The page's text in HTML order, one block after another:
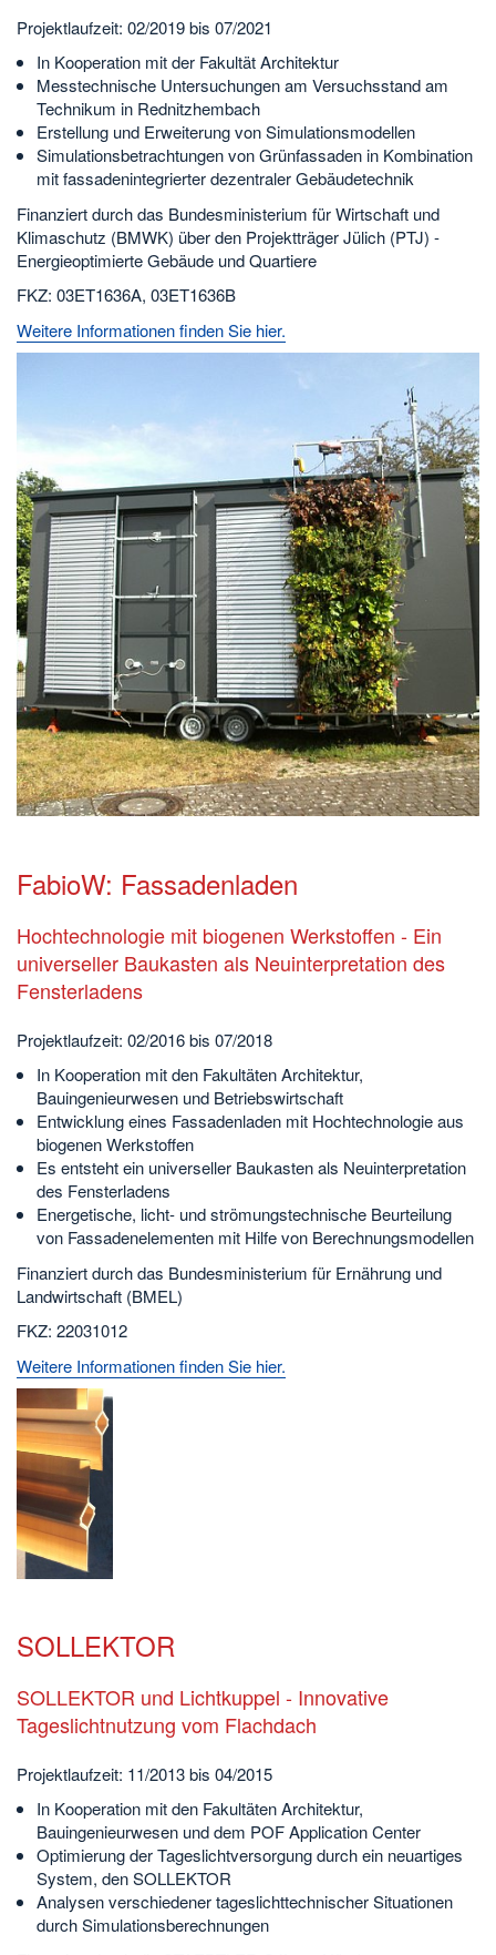
Projektlaufzeit: 02/2019 bis 07/2021
In Kooperation mit der Fakultät Architektur
Messtechnische Untersuchungen am Versuchsstand am
Technikum in Rednitzhembach
Erstellung und Erweiterung von Simulationsmodellen
Simulationsbetrachtungen von Grünfassaden in Kombination
mit fassadenintegrierter dezentraler Gebäudetechnik
Finanziert durch das Bundesministerium für Wirtschaft und
Klimaschutz (BMWK) über den Projektträger Jülich (PTJ) -
Energieoptimierte Gebäude und Quartiere
FKZ: 03ET1636A, 03ET1636B
Weitere Informationen finden Sie hier.
FabioW: Fassadenladen
Hochtechnologie mit biogenen Werkstoffen - Ein
universeller Baukasten als Neuinterpretation des
Fensterladens
Projektlaufzeit: 02/2016 bis 07/2018
In Kooperation mit den Fakultäten Architektur,
Bauingenieurwesen und Betriebswirtschaft
Entwicklung eines Fassadenladen mit Hochtechnologie aus
biogenen Werkstoffen
Es entsteht ein universeller Baukasten als Neuinterpretation
des Fensterladens
Energetische, licht- und strömungstechnische Beurteilung
von Fassadenelementen mit Hilfe von Berechnungsmodellen
Finanziert durch das Bundesministerium für Ernährung und
Landwirtschaft (BMEL)
FKZ: 22031012
Weitere Informationen finden Sie hier.
SOLLEKTOR
SOLLEKTOR und Lichtkuppel - Innovative
Tageslichtnutzung vom Flachdach
Projektlaufzeit: 11/2013 bis 04/2015
In Kooperation mit den Fakultäten Architektur,
Bauingenieurwesen und dem POF Application Center
Optimierung der Tageslichtversorgung durch ein neuartiges
System, den SOLLEKTOR
Analysen verschiedener tageslichttechnischer Situationen
durch Simulationsberechnungen